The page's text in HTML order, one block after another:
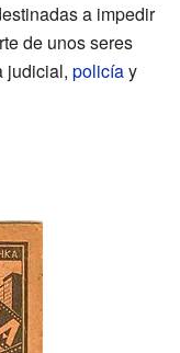
a impedir
de unos seres
judicial, policíay